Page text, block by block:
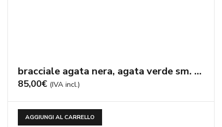
bracciale agata nera, agata verde sm. – cod:BR1011
85,00€ (IVA incl.)
AGGIUNGI AL CARRELLO